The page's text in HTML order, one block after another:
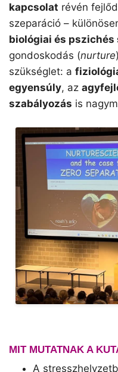
kapcsolat révén
szeparáció –
biológiai és pszichés
gondoskodás (nurture
szükséglet: a
egyensúly, az
szabályozás is
MIT MUTATNAK A
A